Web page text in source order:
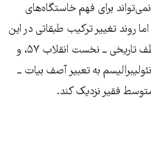
برای فهم خاستگاه‌های
روند تغییر ترکیب طبقاتی در این
سه جدول، با در نظر گرفتن دو نقطه عطف تاریخی ــ نخست انقلاب ۵۷، و
به تعبیر آصف بیات ــ
فقیر نزدیک کند.